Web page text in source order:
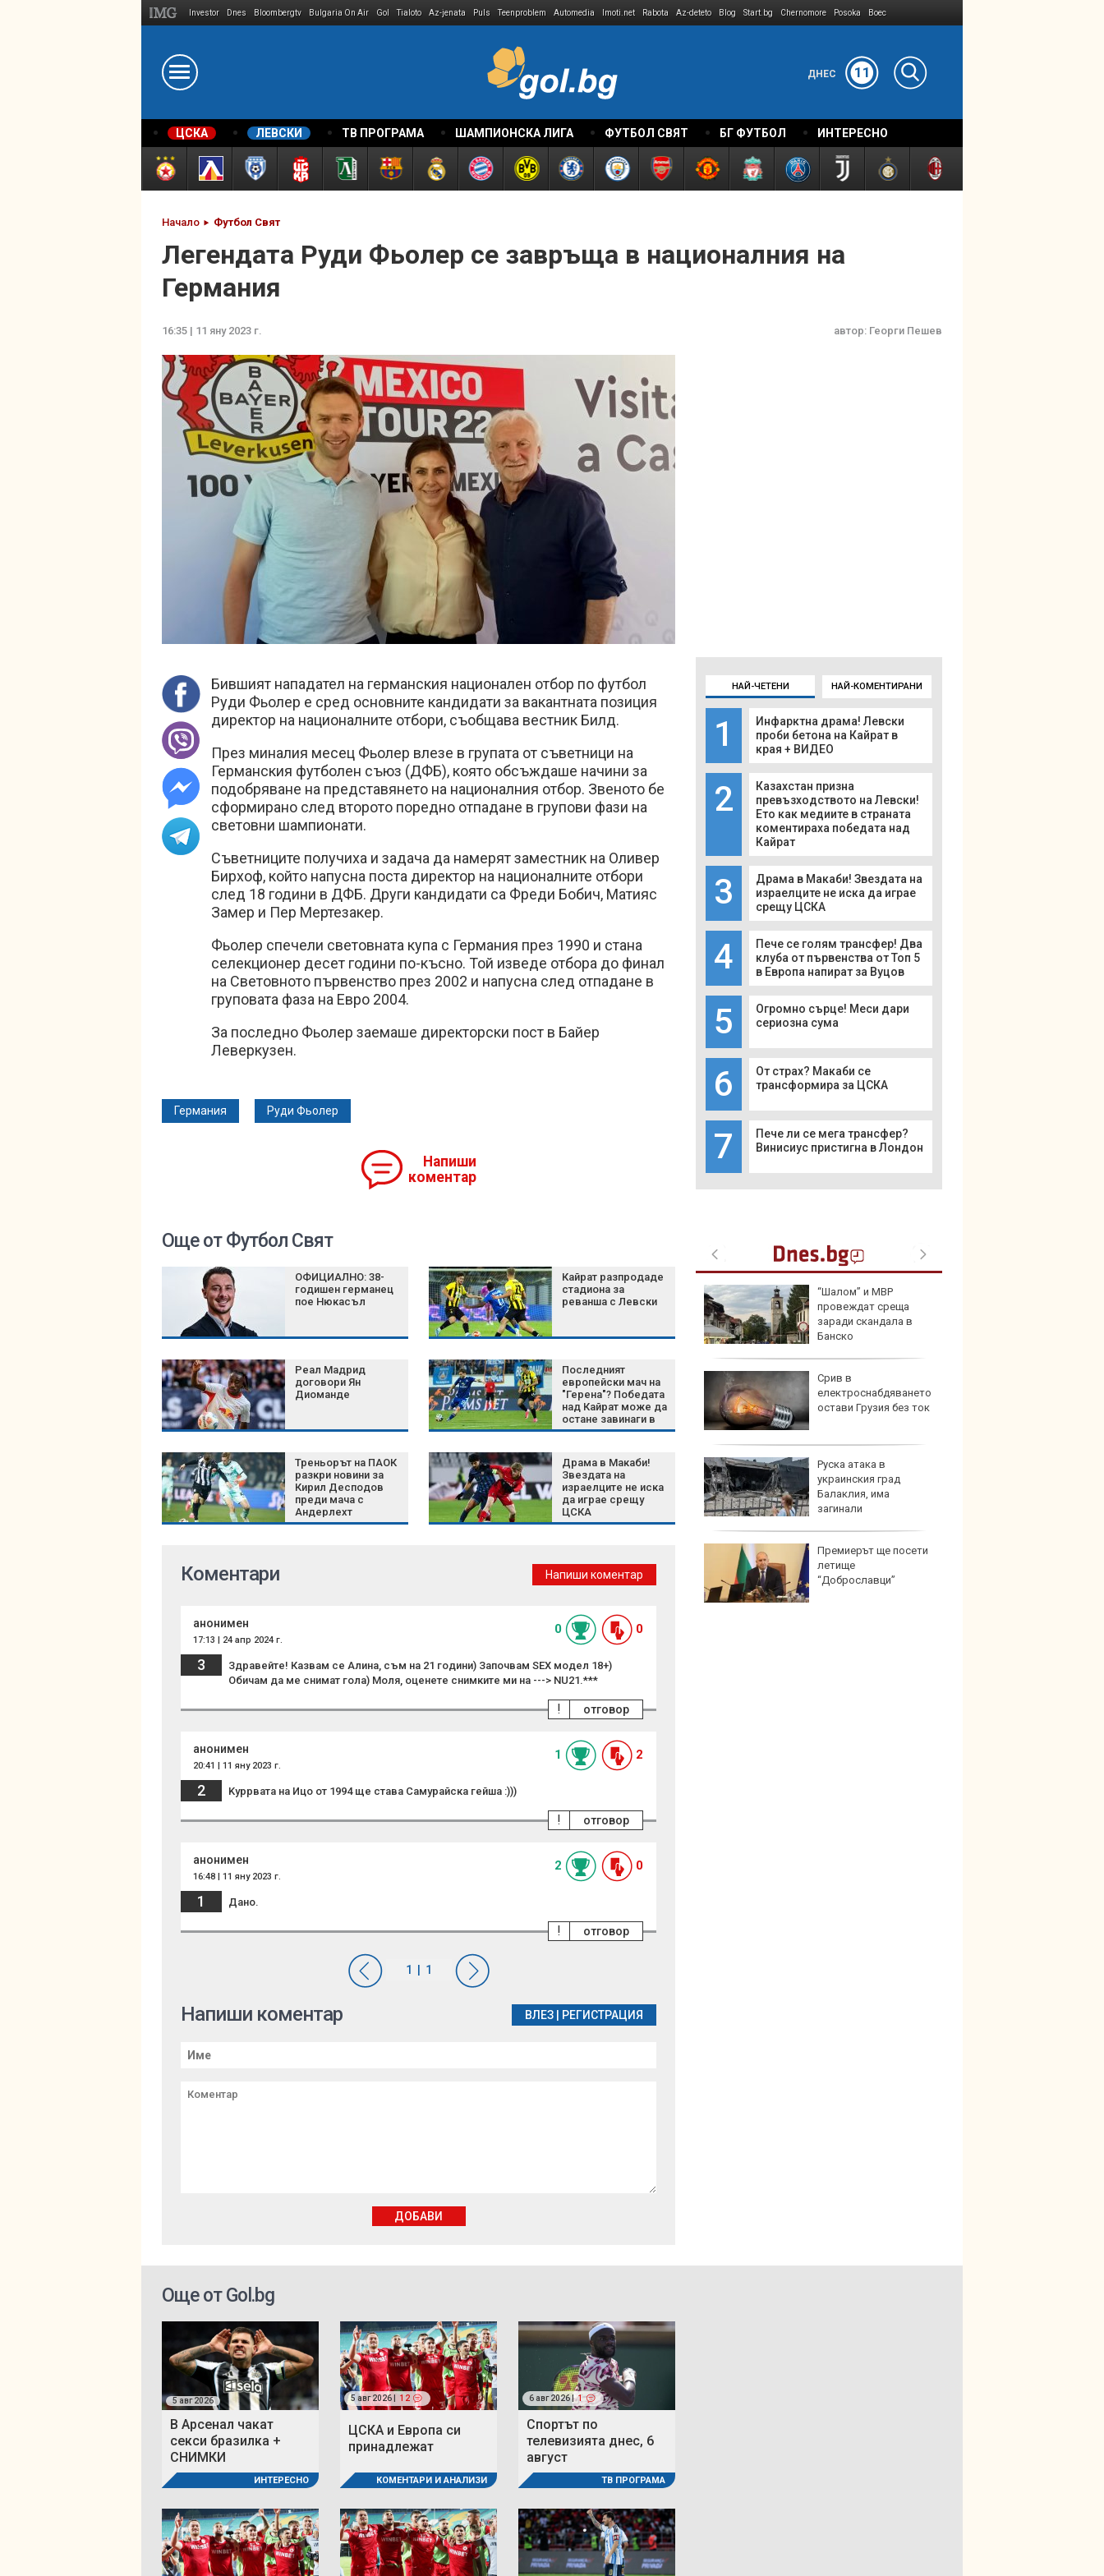
Investor Dnes Bloombergtv Bulgaria On Air Gol Tialoto Az-jenata Puls Teenproblem Automedia Imoti.net Rabota Az-deteto Blog Start.bg Chernomore Posoka Boec
ДНЕС 11
ЦСКА ЛЕВСКИ ТВ ПРОГРАМА ШАМПИОНСКА ЛИГА ФУТБОЛ СВЯТ БГ ФУТБОЛ ИНТЕРЕСНО
Начало Футбол Свят
Легендата Руди Фьолер се завръща в националния на
Германия
16:35 | 11 яну 2023 г. автор: Георги Пешев
Бившият нападател на германския национален отбор по футбол
Руди Фьолер е сред основните кандидати за вакантната позиция
директор на националните отбори, съобщава вестник Билд.
През миналия месец Фьолер влезе в групата от съветници на
Германския футболен съюз (ДФБ), която обсъждаше начини за
подобряване на представянето на националния отбор. Звеното бе
сформирано след второто поредно отпадане в групови фази на
световни шампионати.
Съветниците получиха и задача да намерят заместник на Оливер
Бирхоф, който напусна поста директор на националните отбори
след 18 години в ДФБ. Други кандидати са Фреди Бобич, Матияс
Замер и Пер Мертезакер.
Фьолер спечели световната купа с Германия през 1990 и стана
селекционер десет години по-късно. Той изведе отбора до финал
на Световното първенство през 2002 и напусна след отпадане в
груповата фаза на Евро 2004.
За последно Фьолер заемаше директорски пост в Байер
Леверкузен.
Германия Руди Фьолер
Напиши
коментар
НАЙ-ЧЕТЕНИ НАЙ-КОМЕНТИРАНИ
1
Инфарктна драма! Левски
проби бетона на Кайрат в
края + ВИДЕО
2
Казахстан призна
превъзходството на Левски!
Ето как медиите в страната
коментираха победата над
Кайрат
3
Драма в Макаби! Звездата на
израелците не иска да играе
срещу ЦСКА
4
Пече се голям трансфер! Два
клуба от първенства от Топ 5
в Европа напират за Вуцов
5
Огромно сърце! Меси дари
сериозна сума
6
От страх? Макаби се
трансформира за ЦСКА
7
Пече ли се мега трансфер?
Винисиус пристигна в Лондон
Още от Футбол Свят
ОФИЦИАЛНО: 38-
годишен германец
пое Нюкасъл
Кайрат разпродаде
стадиона за
реванша с Левски
Реал Мадрид
договори Ян
Диоманде
Последният
европейски мач на
"Герена"? Победата
над Кайрат може да
остане завинаги в
историята на
Треньорът на ПАОК
разкри новини за
Кирил Десподов
преди мача с
Андерлехт
Драма в Макаби!
Звездата на
израелците не иска
да играе срещу
ЦСКА
Нивото на Дунав в
страната ни остава
продължава да пада
AI модел на Meta
получи достъп до
интернет и хакна
чужда система
Инфантино запази
подкрепата на ФИФА,
но си навлича нови
врагове
задържаха
международен
“Шалом” и МВР
провеждат среща
заради скандала в
Банско
Срив в
електроснабдяването
остави Грузия без ток
Руска атака в
украинския град
Балаклия, има
загинали
Премиерът ще посети
летище
“Доброславци”
Коментари Напиши коментар
анонимен
17:13 | 24 апр 2024 г.
0 0
3
Здравейте! Казвам се Алина, съм на 21 години) Започвам SEX модел 18+)
Обичам да ме снимат гола) Моля, оценете снимките ми на ---> NU21.***
отговор
!
анонимен
20:41 | 11 яну 2023 г.
1 2
2 Kуррвата на Ицо от 1994 ще става Самурайска гейша :)))
отговор
!
анонимен
16:48 | 11 яну 2023 г.
2 0
1 Дано.
отговор
!
Напиши коментар ВЛЕЗ РЕГИСТРАЦИЯ
ДОБАВИ
Още от Gol.bg
5 авг 2026
В Арсенал чакат
секси бразилка +
СНИМКИ
ИНТЕРЕСНО
5 авг 2026 | 12
ЦСКА и Европа си
принадлежат
КОМЕНТАРИ И АНАЛИЗИ
6 авг 2026 | 1
Спортът по
телевизията днес, 6
август
ТВ ПРОГРАМА